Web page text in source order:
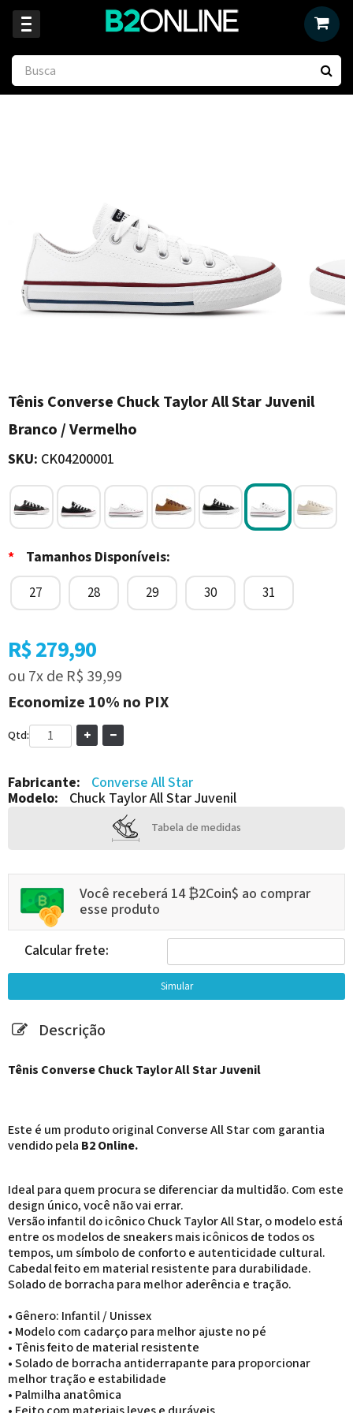
Tênis Converse Chuck Taylor All Star Juvenil
Branco / Vermelho
SKU: CK04200001
* Tamanhos Disponíveis:
27 28 29 30 31
R$ 279,90
ou 7xde R$ 39,99
Economize 10% no PIX
Qtd:
Fabricante:
Converse All Star
Modelo:
Chuck Taylor All Star Juvenil
Tabela de medidas
Você receberá 14 ₿2Coin$ ao comprar
esse produto
Calcular frete:
Descrição
Tênis Converse Chuck Taylor All Star Juvenil
Este é um produto original Converse All Star com garantia
vendido pela B2 Online.
Ideal para quem procura se diferenciar da multidão. Com este
design único, você não vai errar.
Versão infantil do icônico Chuck Taylor All Star, o modelo est
entre os modelos de sneakers mais icônicos de todos os
tempos, um símbolo de conforto e autenticidade cultural.
Cabedal feito em material resistente para durabilidade.
Solado de borracha para melhor aderência e tração.
• Gênero: Infantil / Unissex
• Modelo com cadarço para melhor ajuste no pé
• Tênis feito de material resistente
• Solado de borracha antiderrapante para proporcionar
melhor tração e estabilidade
• Palmilha anatômica